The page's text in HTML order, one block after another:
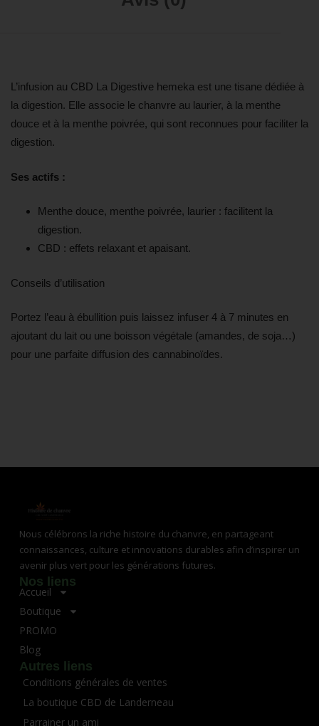
L’infusion au CBD La Digestive hemeka est une tisane dédiée à
la digestion. Elle associe le chanvre au laurier, à la menthe
douce et à la menthe poivrée, qui sont reconnues pour faciliter la
digestion.
Ses actifs :
Menthe douce, menthe poivrée, laurier : facilitent la
digestion.
CBD : effets relaxant et apaisant.
Conseils d’utilisation
Portez l’eau à ébullition puis laissez infuser 4 à 7 minutes en
ajoutant du lait ou une boisson végétale (amandes, de soja…)
pour une parfaite diffusion des cannabinoïdes.
Nous célébrons la riche histoire du chanvre, en partageant
connaissances, culture et innovations durables afin d’inspirer un
avenir plus vert pour les générations futures.
Nos liens
Accueil
Boutique
PROMO
Blog
Autres liens
Conditions générales de ventes
La boutique CBD de Landerneau
Parrainer un ami